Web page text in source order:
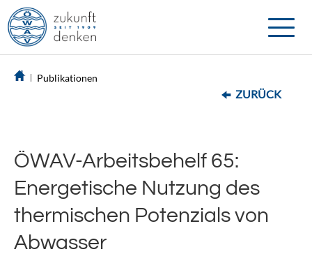
Toggle
Publikationen
ZURÜCK
ÖWAV-Arbeitsbehelf 65:
Energetische Nutzung des
thermischen Potenzials von
Abwasser